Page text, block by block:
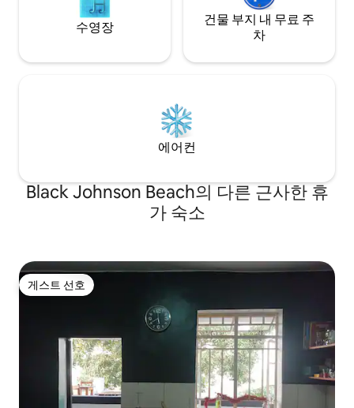
수영장
건물 부지 내 무료 주
차
에어컨
Black Johnson Beach의 다른 근사한 휴
가 숙소
게스트 선호
게스트 선호